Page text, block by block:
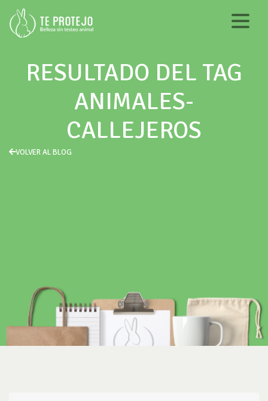
RESULTADO DEL TAG
ANIMALES-
CALLEJEROS
VOLVER AL BLOG